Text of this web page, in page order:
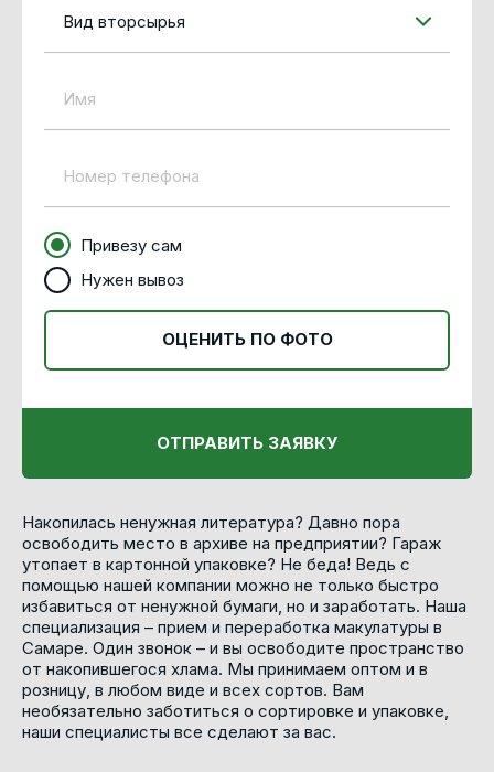
Вид вторсырья
Привезу сам
Нужен вывоз
ОЦЕНИТЬ ПО ФОТО
ОТПРАВИТЬ ЗАЯВКУ
Накопилась ненужная литература? Давно пора
освободить место в архиве на предприятии? Гараж
утопает в картонной упаковке? Не беда! Ведь с
помощью нашей компании можно не только быстро
избавиться от ненужной бумаги, но и заработать. Наша
специализация – прием и переработка макулатуры в
Самаре. Один звонок – и вы освободите пространство
от накопившегося хлама. Мы принимаем оптом и в
розницу, в любом виде и всех сортов. Вам
необязательно заботиться о сортировке и упаковке,
наши специалисты все сделают за вас.